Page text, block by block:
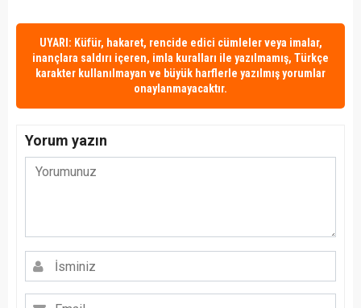
UYARI: Küfür, hakaret, rencide edici cümleler veya imalar,
inançlara saldırı içeren, imla kuralları ile yazılmamış, Türkçe
karakter kullanılmayan ve büyük harflerle yazılmış yorumlar
onaylanmayacaktır.
Yorum yazın